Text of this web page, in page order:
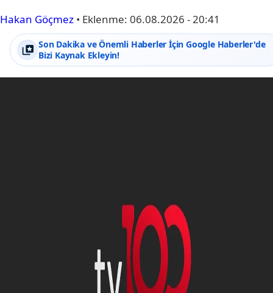
Hakan Göçmez • Eklenme: 06.08.2026 - 20:41
Son Dakika ve Önemli Haberler İçin Google Haberler'de
Bizi Kaynak Ekleyin!